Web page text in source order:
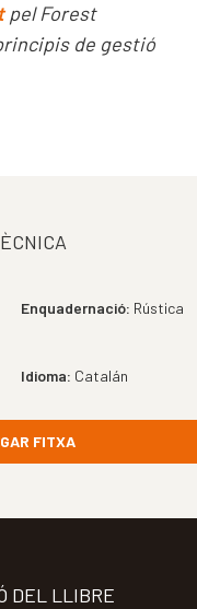
pel Forest
de gestió
Enquadernació: Rústica
Idioma: Catalán
FITXA
DEL LLIBRE